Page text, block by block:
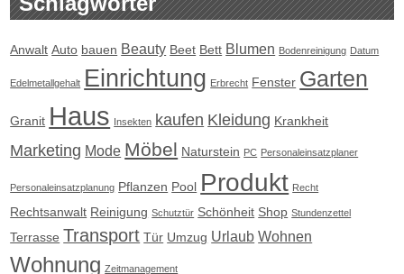
Anwalt Auto bauen Beauty Beet Bett Blumen Bodenreinigung Datum
Edelmetallgehalt Einrichtung Erbrecht Fenster Garten
Granit Haus Insekten kaufen Kleidung Krankheit
Marketing Mode Möbel Naturstein PC Personaleinsatzplaner
Personaleinsatzplanung Pflanzen Pool Produkt Recht
Rechtsanwalt Reinigung Schutztür Schönheit Shop Stundenzettel
Terrasse Transport Tür Umzug Urlaub Wohnen
Wohnung Zeitmanagement